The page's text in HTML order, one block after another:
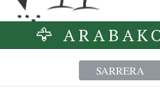
🦅
SARRERA